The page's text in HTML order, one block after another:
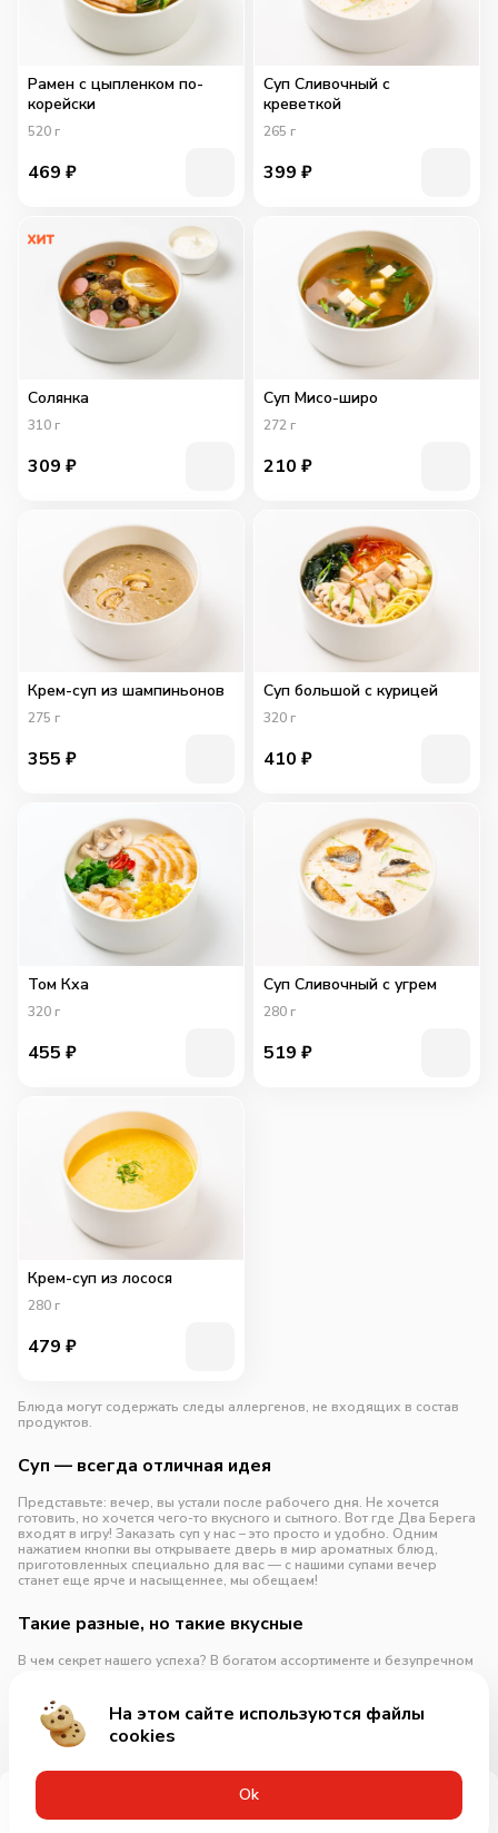
Рамен с цыпленком по-
корейски
520 г
469 ₽
Суп Сливочный с
креветкой
265 г
399 ₽
Солянка
310 г
309 ₽
Суп Мисо-широ
272 г
210 ₽
Крем-суп из шампиньонов
275 г
355 ₽
Суп большой с курицей
320 г
410 ₽
Том Кха
320 г
455 ₽
Суп Сливочный с угрем
280 г
519 ₽
Крем-суп из лосося
280 г
479 ₽
Блюда могут содержать следы аллергенов, не входящих в состав
продуктов.
Суп — всегда отличная идея
Представьте: вечер, вы устали после рабочего дня. Не хочется
готовить, но хочется чего-то вкусного и сытного. Вот где Два Берега
входят в игру! Заказать суп у нас – это просто и удобно. Одним
нажатием кнопки вы открываете дверь в мир ароматных блюд,
приготовленных специально для вас — с нашими супами вечер
станет еще ярче и насыщеннее, мы обещаем!
Такие разные, но такие вкусные
В чем секрет нашего успеха? В богатом ассортименте и безупречном
Развернуть
На этом сайте используются файлы
cookies
Оk